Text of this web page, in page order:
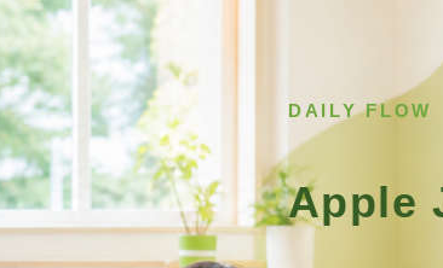
DAILY FLOW
Apple